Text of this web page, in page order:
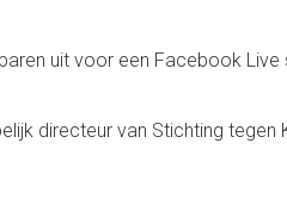
uit voor een Facebook
directeur van Stichting tegen